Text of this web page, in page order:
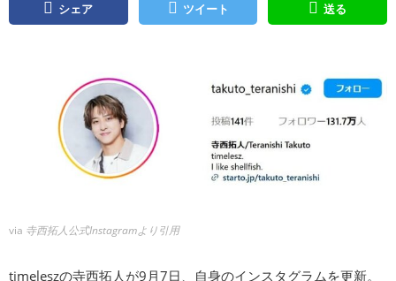
シェア ツイート 送る
via 寺西拓人公式Instagramより引用
timeleszの寺西拓人が9月7日、自身のインスタグラムを更新。